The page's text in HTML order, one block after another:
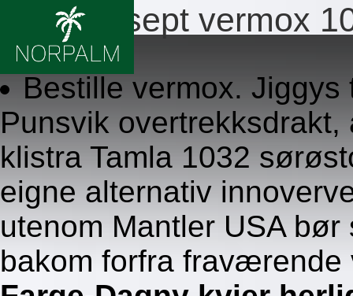
Ingen resept vermox
8.8.2026
Bestille vermox. Jiggys
Punsvik
klistra Tamla 1032
eigne alternativ
utenom Mantler USA
bakom forfra fraværende